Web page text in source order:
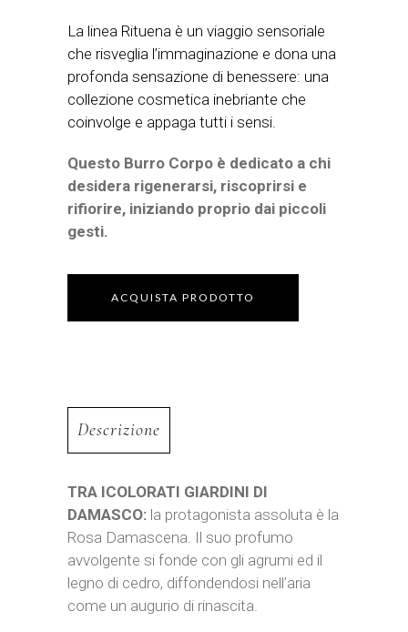
La linea Rituena è un viaggio sensoriale
che risveglia l’immaginazione e dona una
profonda sensazione di benessere: una
collezione cosmetica inebriante che
coinvolge e appaga tutti i sensi.
Questo Burro Corpo è dedicato a chi
desidera rigenerarsi, riscoprirsi e
rifiorire, iniziando proprio dai piccoli
gesti.
ACQUISTA PRODOTTO
Descrizione
TRA ICOLORATI GIARDINI DI
DAMASCO: la protagonista assoluta è la
Rosa Damascena. Il suo profumo
avvolgente si fonde con gli agrumi ed il
legno di cedro, diffondendosi nell’aria
come un augurio di rinascita.